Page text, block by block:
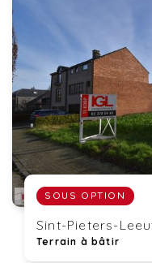
SOUS OPTION
Sint-Pieters-
Terrain à bâtir